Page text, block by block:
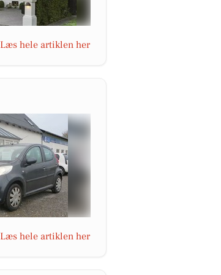
Læs hele artiklen her
Læs hele artiklen her